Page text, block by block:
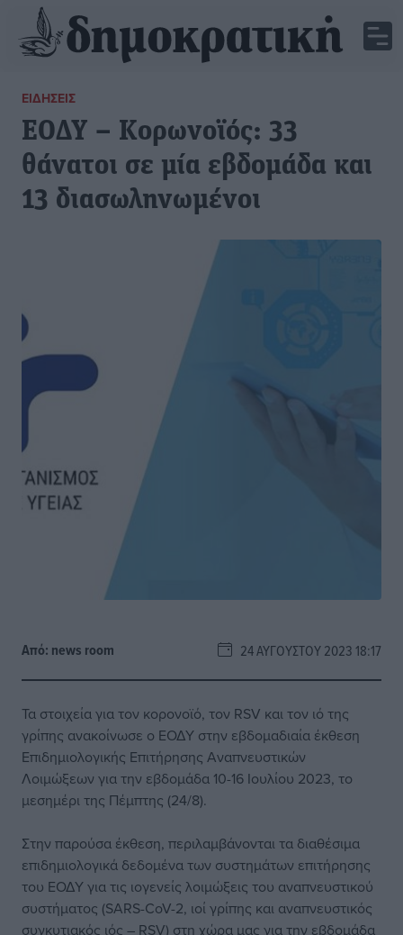
ΕΙΔΉΣΕΙΣ
ΕΟΔΥ – Κορωνοϊός: 33
θάνατοι σε μία εβδομάδα και
13 διασωληνωμένοι
Από: news room 24 ΑΥΓΟΎΣΤΟΥ 2023 18:17
Τα στοιχεία για τον κορονοϊό, τον RSV και τον ιό της
γρίπης ανακοίνωσε ο ΕΟΔΥ στην εβδομαδιαία έκθεση
Επιδημιολογικής Επιτήρησης Αναπνευστικών
Λοιμώξεων για την εβδομάδα 10-16 Ιουλίου 2023, το
μεσημέρι της Πέμπτης (24/8).
Στην παρούσα έκθεση, περιλαμβάνονται τα διαθέσιμα
επιδημιολογικά δεδομένα των συστημάτων επιτήρησης
του ΕΟΔΥ για τις ιογενείς λοιμώξεις του αναπνευστικού
συστήματος (SARS-CoV-2, ιοί γρίπης και αναπνευστικός
συγκυτιακός ιός – RSV) στη χώρα μας για την εβδομάδα